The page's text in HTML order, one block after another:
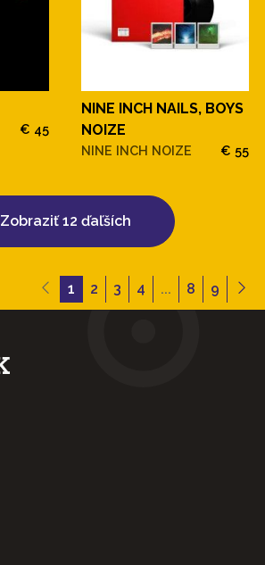
€ 45
NINE INCH NAILS, BOYS
NOIZE
NINE INCH NOIZE € 55
Zobraziť 12 ďaľších
1 2 3 4 ... 8 9